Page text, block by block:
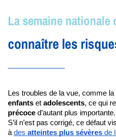
La semaine nationale
connaître les
enfants et adolescents, ce qui
précoce d’autant plus importante.
S’il n’est pas corrigé, ce défaut
à des atteintes plus sévères de